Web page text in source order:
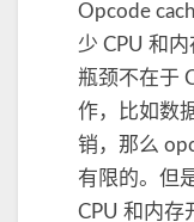
Opcode
少 CPU 和
瓶颈不在于
作，比如数
销，那么
有限的。但
CPU 和内存